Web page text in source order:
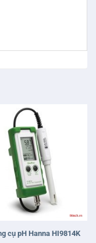
cụ pH Hanna HI9814K